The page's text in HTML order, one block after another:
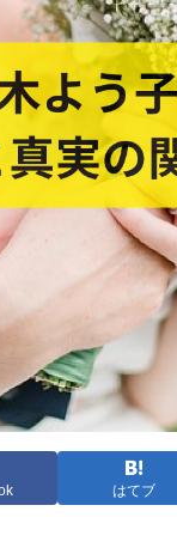
はてブ